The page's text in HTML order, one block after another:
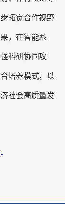
拓宽合作视野
，在智能系
科研协同攻
培养模式，以
社会高质量发